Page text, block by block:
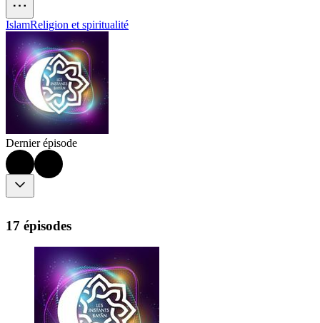
IslamReligion et spiritualité
Dernier épisode
17 épisodes